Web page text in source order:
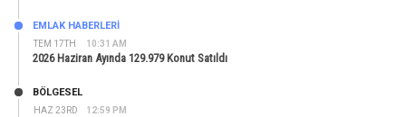
TEM 17TH 10:31 AM
EMLAK HABERLERI
2026 Haziran Ayında 129.979 Konut Satıldı
HAZ 23RD 12:59 PM
BÖLGESEL